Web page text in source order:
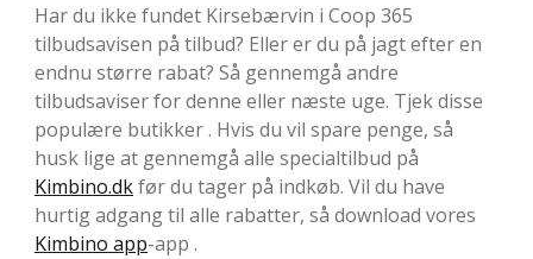
Har du ikke fundet Kirsebærvin i Coop 365
tilbudsavisen på tilbud? Eller er du på jagt efter en
endnu større rabat? Så gennemgå andre
tilbudsaviser for denne eller næste uge. Tjek disse
populære butikker . Hvis du vil spare penge, så
husk lige at gennemgå alle specialtilbud på
Kimbino.dkfør du tager på indkøb. Vil du have
hurtig adgang til alle rabatter, så download vores
Kimbino app-app .